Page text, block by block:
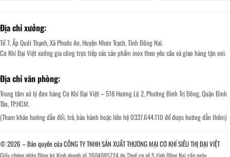
Địa chỉ xưởng:
Tổ 7, Ấp Quới Thạnh, Xã Phước An, Huyện Nhơn Trạch, Tỉnh Đồng Nai.
Cơ Khí Đại Việt xưởng gia công trực tiếp các sản phẩm inox theo yêu cầu và giao hàng tận nơi.
Địa chỉ văn phòng:
Trung tâm xử lý đơn hàng Cơ Khí Đại Việt – 518 Hương Lộ 2, Phường Bình Trị Đông, Quận Bình
Tân, TP.HCM.
(Tham khảo hướng dẫn đổi, trả, bảo hành hoặc liên hệ 0337.644.110 để được hướng dẫn thêm)
© 2026 – Bản quyền của CÔNG TY TNHH SẢN XUẤT THƯƠNG MẠI CƠ KHÍ SIÊU THỊ ĐẠI VIỆT
Giấy chứng nhận Đăng ký Kinh doanh số 3604085724 do Thuế cơ sở 5 tỉnh Đồng Nai cấp ngày